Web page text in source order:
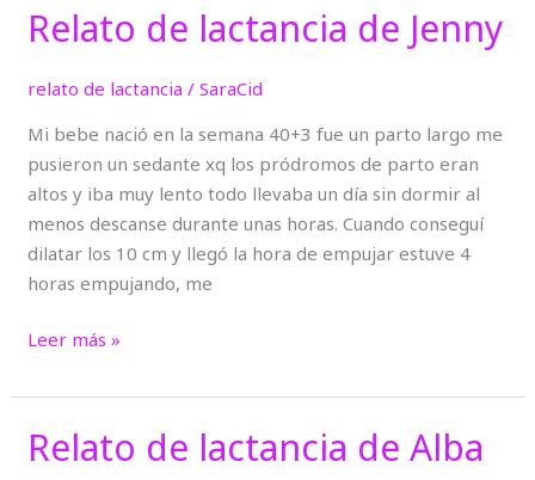
Relato de lactancia de Jenny
relato de lactancia /SaraCid
Mi bebe nació en la semana 40+3 fue un parto largo me
pusieron un sedante xq los pródromos de parto eran
altos y iba muy lento todo llevaba un día sin dormir al
menos descanse durante unas horas. Cuando conseguí
dilatar los 10 cm y llegó la hora de empujar estuve 4
horas empujando, me
Relato
de
lactancia
Jenny
Leer más »
Relato de lactancia de Alba
Relato
de